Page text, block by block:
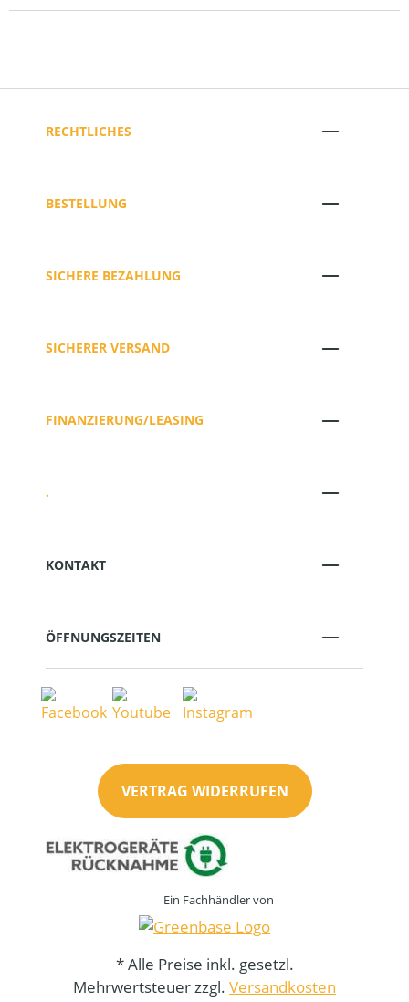
RECHTLICHES
BESTELLUNG
SICHERE BEZAHLUNG
SICHERER VERSAND
FINANZIERUNG/LEASING
.
KONTAKT
ÖFFNUNGSZEITEN
VERTRAG WIDERRUFEN
Ein Fachhändler von
* Alle Preise inkl. gesetzl.
Mehrwertsteuer zzgl. Versandkosten